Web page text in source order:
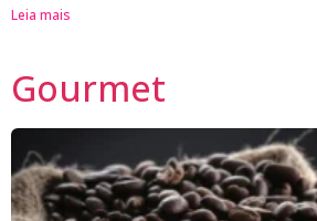
Leia mais
Gourmet